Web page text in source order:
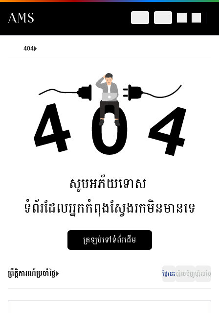
404
សូមអភ័យទោស
ទំព័រដែលអ្នកកំពុងស្វែងរកមិនមានទេ
ត្រឡប់ទៅទំព័រដើម
ព្រឹត្តិការណ៍ប្រចាំថ្ងៃ ថ្ងៃនេះម្សិលមិញម្សិលម្ងៃ